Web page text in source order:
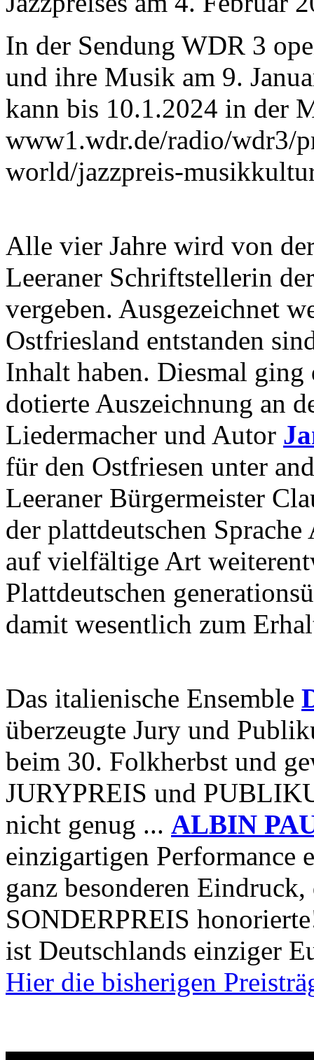
In der Sendung WDR 3
und ihre Musik am 9.
kann bis 10.1.2024 in der
www1.wdr.de/radio/wdr3/
world/jazzpreis-
Alle vier Jahre wird von
Leeraner Schriftstellerin
vergeben. Ausgezeichnet
Ostfriesland entstanden
Inhalt haben. Diesmal
dotierte Auszeichnung an
Liedermacher und Autor
für den Ostfriesen unter
Leeraner Bürgermeister
der plattdeutschen
auf vielfältige Art
Plattdeutschen
damit wesentlich zum
Das italienische Ensemble
überzeugte Jury und
beim 30. Folkherbst und
JURYPREIS und
nicht genug ... ALBIN
einzigartigen Performance
ganz besonderen
SONDERPREIS
ist Deutschlands einziger
Hier die bisherigen